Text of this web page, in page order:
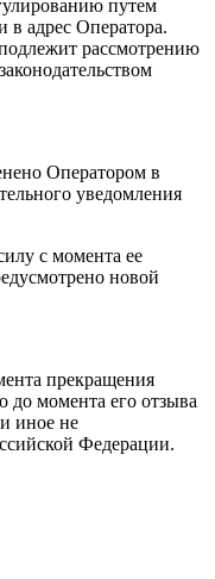
путем
в адрес Оператора.
рассмотрению
Оператором в
уведомления
с момента ее
новой
прекращения
до момента его отзыва
иное не
Федерации.